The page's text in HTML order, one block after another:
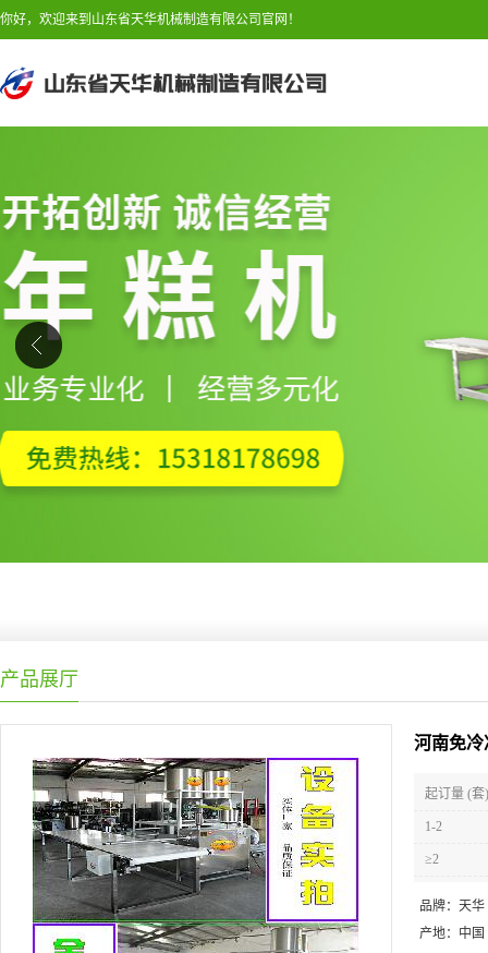
你好，欢迎来到山东省天华机械制造有限公司官网！
产品展厅
河南免冷
起订量 (套)
1-2
≥2
品牌： 天华
产地： 中国